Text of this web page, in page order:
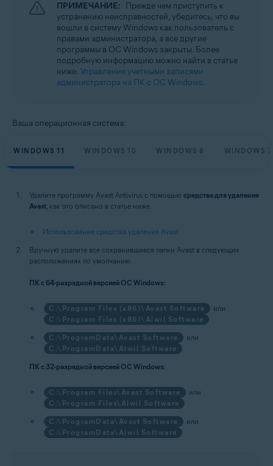
ПРИМЕЧАНИЕ: Прежде чем приступить к
устранению неисправностей, убедитесь, что вы
вошли в систему Windows как пользователь с
правами администратора, а все другие
программы в ОС Windows закрыты. Более
подробную информацию можно найти в статье
ниже. Управление учетными записями
администратора на ПК с ОС Windows.
Ваша операционная система:
WINDOWS 11 WINDOWS 10 WINDOWS 8 WINDOWS 7
Удалите программу Avast Antivirus с помощью средства для удаления
Avast, как это описано в статье ниже.
Использование средства удаления Avast
Вручную удалите все сохранившиеся папки Avast в следующих
расположениях по умолчанию.
ПК с 64-разрядной версией ОС Windows:
C:\Program Files (x86)\Avast Software
или
C:\Program Files (x86)\Alwil Software
C:\ProgramData\Avast Software
или
C:\ProgramData\Alwil Software
ПК с 32-разрядной версией ОС Windows:
C:\Program Files\Avast Software
или
C:\Program Files\Alwil Software
C:\ProgramData\Avast Software
или
C:\ProgramData\Alwil Software